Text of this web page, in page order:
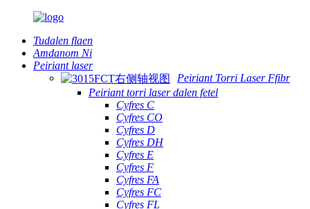
Tudalen flaen
Amdanom Ni
Peiriant laser
Peiriant Torri Laser Ffibr
Peiriant torri laser dalen fetel
Cyfres C
Cyfres CO
Cyfres D
Cyfres DH
Cyfres E
Cyfres F
Cyfres FA
Cyfres FC
Cyfres FL